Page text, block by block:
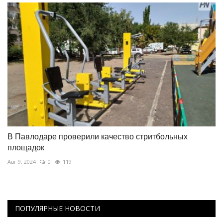
В Павлодаре проверили качество стритбольных
площадок
Авг 9, 2024 0 119
ПОПУЛЯРНЫЕ НОВОСТИ